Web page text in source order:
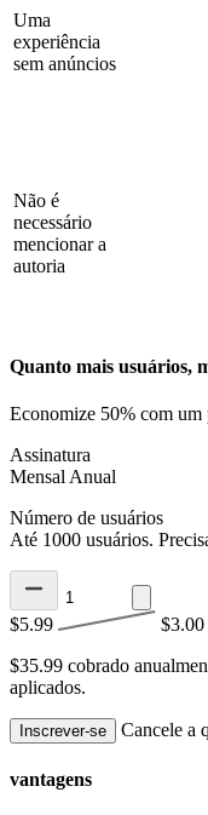
Uma
experiência
sem anúncios
Não é
necessário
mencionar a
autoria
Quanto mais usuários,
Economize 50% com um
Assinatura
Mensal Anual
Número de usuários
Até 1000 usuários.
$5.99 $3.00
$35.99 cobrado
aplicados.
Inscrever-se Cancele a
vantagens